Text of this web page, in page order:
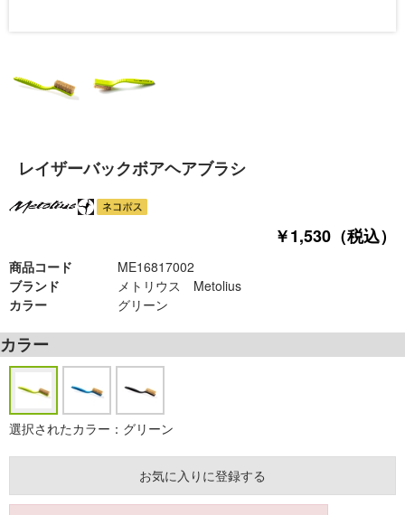
レイザーバックボアヘアブラシ
￥1,530（税込）
商品コード
ME16817002
ブランド
メトリウス Metolius
カラー
グリーン
カラー
選択されたカラー：グリーン
お気に入りに登録する